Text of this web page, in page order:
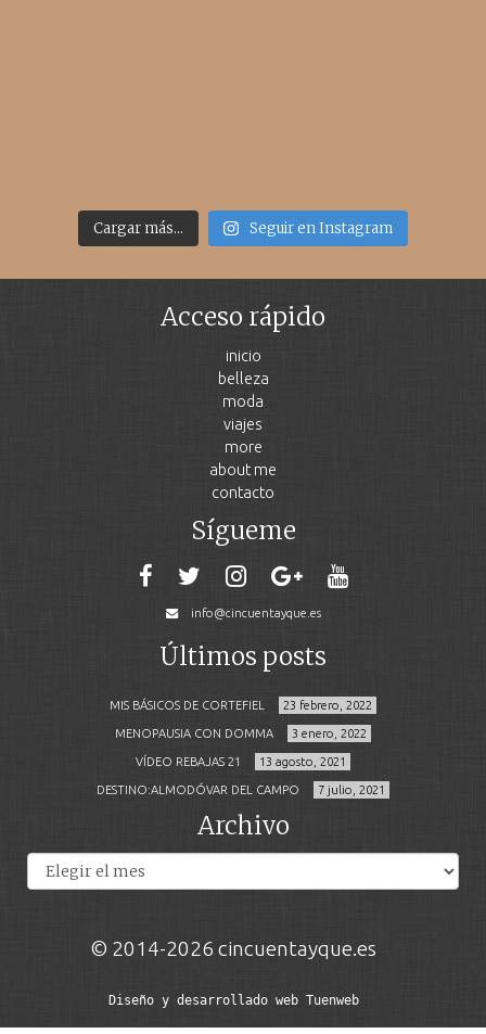
Cargar más... Seguir en Instagram
Acceso rápido
inicio
belleza
moda
viajes
more
about me
contacto
Sígueme
info@cincuentayque.es
Últimos posts
MIS BÁSICOS DE CORTEFIEL 23 febrero, 2022
MENOPAUSIA CON DOMMA 3 enero, 2022
VÍDEO REBAJAS 21 13 agosto, 2021
DESTINO:ALMODÓVAR DEL CAMPO 7 julio, 2021
Archivo
© 2014-2026 cincuentayque.es
Diseño y desarrollado web Tuenweb